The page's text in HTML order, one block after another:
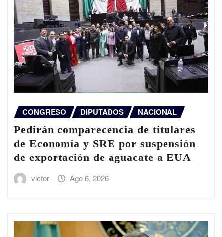
CONGRESO DIPUTADOS NACIONAL
Pedirán comparecencia de titulares
de Economía y SRE por suspensión
de exportación de aguacate a EUA
victor Ago 6, 2026